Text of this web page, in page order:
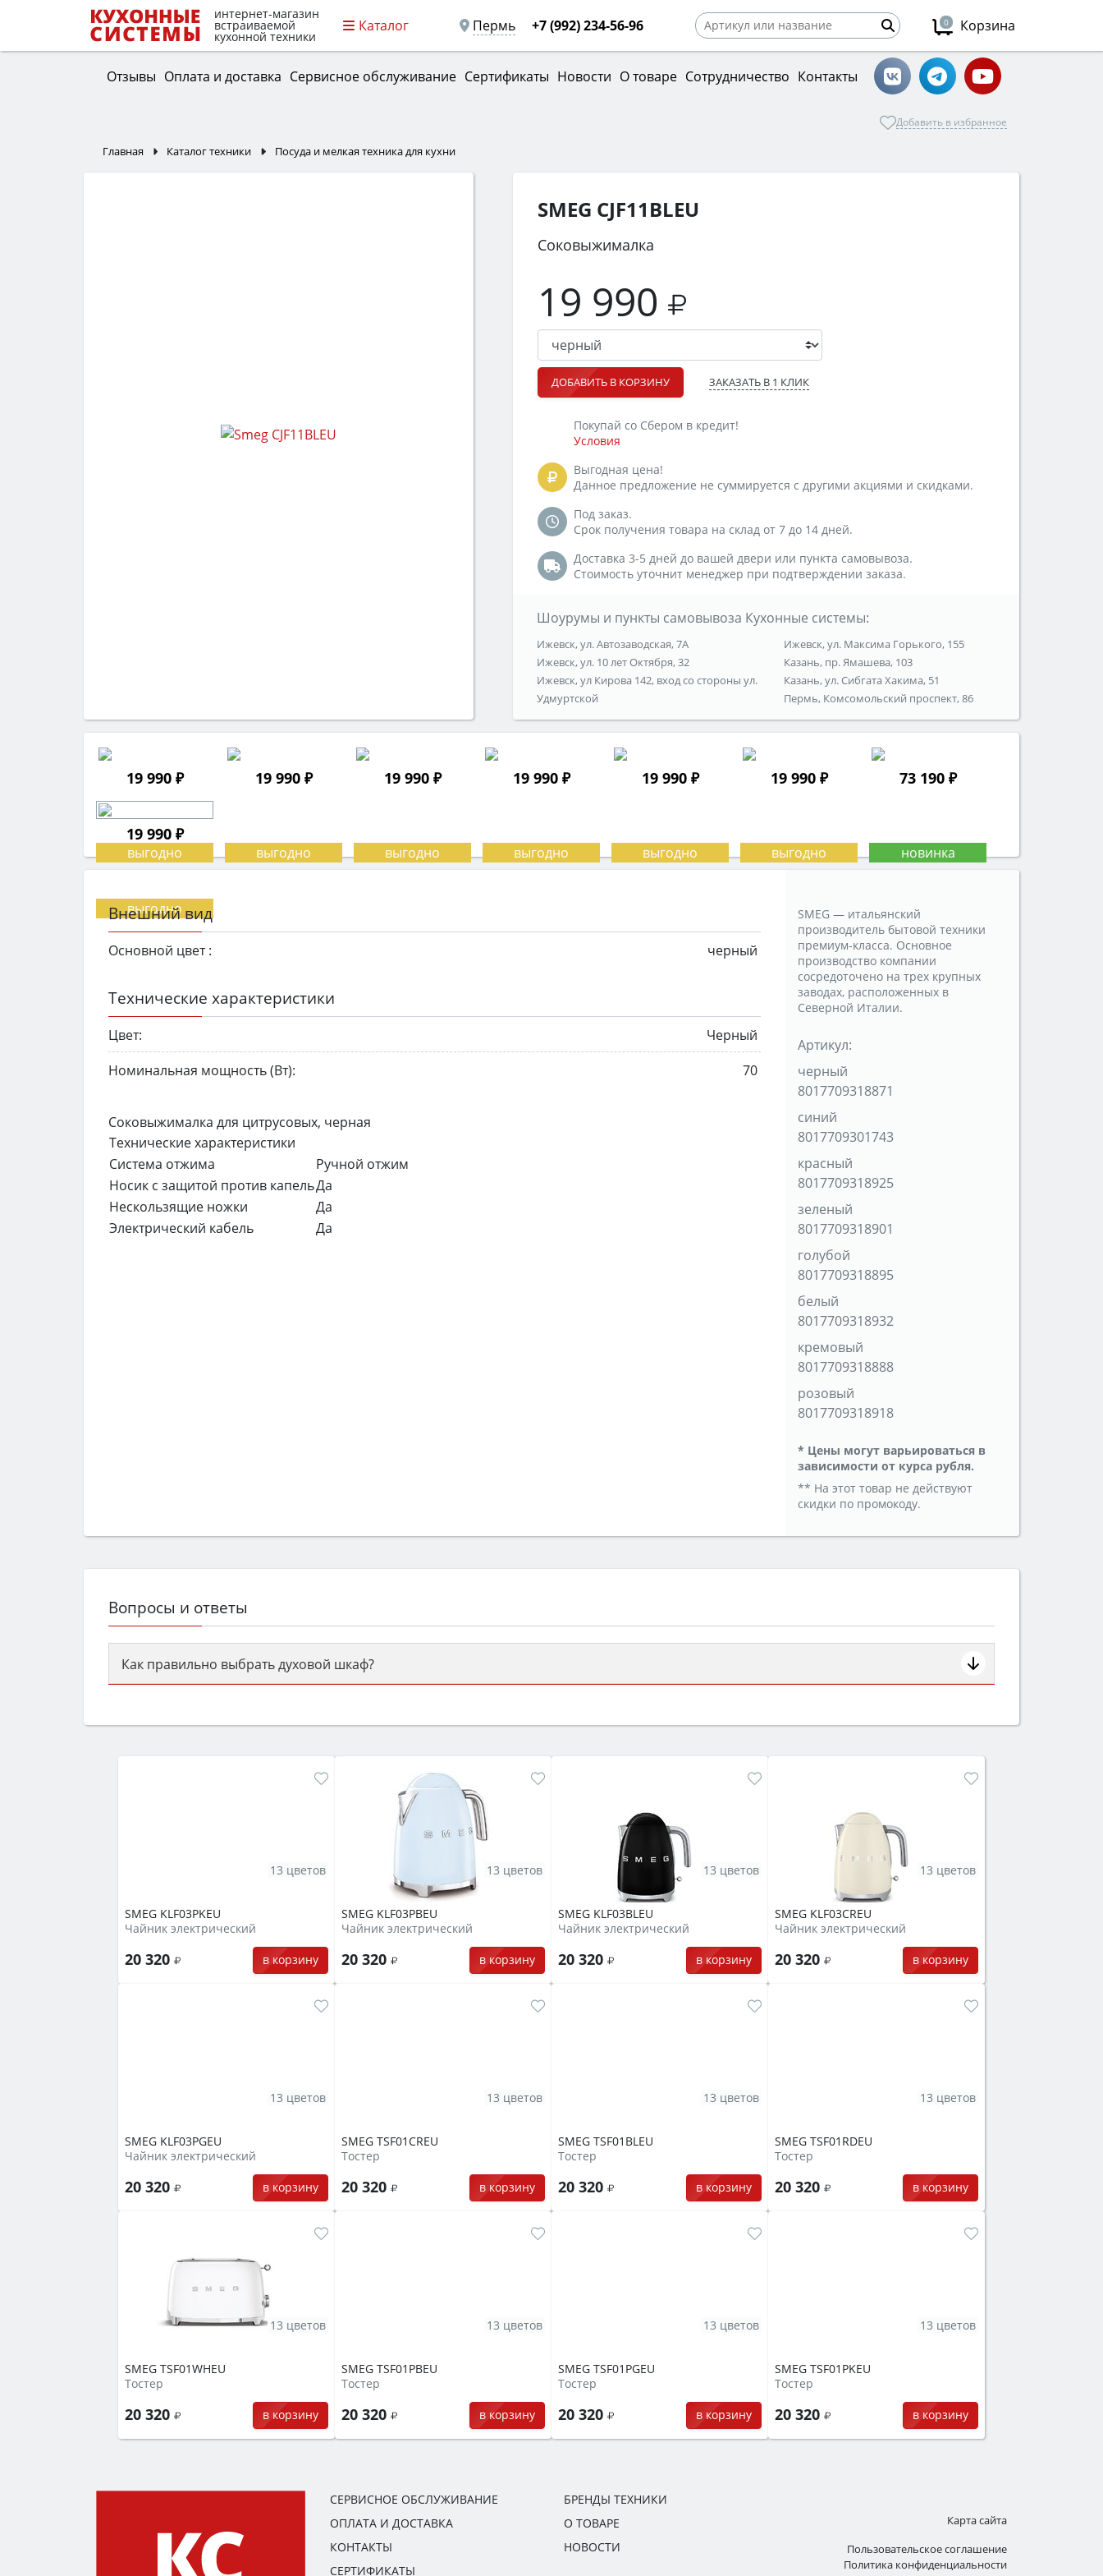
интернет-магазин
встраиваемой
кухонной техники
Каталог Пермь +7 (992) 234-56-96 0 Корзина
Отзывы Оплата и доставка Сервисное обслуживание Сертификаты Новости О товаре Сотрудничество Контакты
Добавить в избранное
Главная Каталог техники Посуда и мелкая техника для кухни
19 990 ₽ 19 990 ₽ 19 990 ₽ 19 990 ₽ 19 990 ₽ 19 990 ₽ 73 190 ₽
19 990 ₽
SMEG CJF11BLEU
Соковыжималка
19 990
ДОБАВИТЬ В КОРЗИНУ ЗАКАЗАТЬ В 1 КЛИК
Покупай со Сбером в кредит!
Условия
Выгодная цена!
Данное предложение не суммируется с другими акциями и скидками.
Под заказ.
Срок получения товара на склад от 7 до 14 дней.
Доставка 3-5 дней до вашей двери или пункта самовывоза.
Стоимость уточнит менеджер при подтверждении заказа.
Шоурумы и пункты самовывоза Кухонные системы:
Ижевск, ул. Автозаводская, 7А
Ижевск, ул. 10 лет Октября, 32
Ижевск, ул Кирова 142, вход со стороны ул.
Удмуртской
Ижевск, ул. Максима Горького, 155
Казань, пр. Ямашева, 103
Казань, ул. Сибгата Хакима, 51
Пермь, Комсомольский проспект, 86
Внешний вид
Основной цвет : черный
Технические характеристики
Цвет:
Черный
Номинальная мощность (Вт):
70
Соковыжималка для цитрусовых, черная
Технические характеристики
Система отжима
Ручной отжим
Носик с защитой против капельДа
Нескользящие ножки
Да
Электрический кабель
Да
SMEG — итальянский
производитель бытовой техники
премиум-класса. Основное
производство компании
сосредоточено на трех крупных
заводах, расположенных в
Северной Италии.
Артикул:
черный
8017709318871
синий
8017709301743
красный
8017709318925
зеленый
8017709318901
голубой
8017709318895
белый
8017709318932
кремовый
8017709318888
розовый
8017709318918
* Цены могут варьироваться в
зависимости от курса рубля.
** На этот товар не действуют
скидки по промокоду.
Вопросы и ответы
Как правильно выбрать духовой шкаф?
семьи, класс энергопотребления не ниже A и нужные функции (конвекция, гриль, самоочистка, защита от детей).
SMEG KLF03PKEU
Чайник электрический
20 320 в корзину
13 цветов
SMEG KLF03PBEU
Чайник электрический
20 320 в корзину
13 цветов
SMEG KLF03BLEU
Чайник электрический
20 320 в корзину
13 цветов
SMEG KLF03CREU
Чайник электрический
20 320 в корзину
13 цветов
SMEG KLF03PGEU
Чайник электрический
20 320 в корзину
13 цветов
SMEG TSF01CREU
Тостер
20 320 в корзину
13 цветов
SMEG TSF01BLEU
Тостер
20 320 в корзину
13 цветов
SMEG TSF01RDEU
Тостер
20 320 в корзину
13 цветов
SMEG TSF01WHEU
Тостер
20 320 в корзину
13 цветов
SMEG TSF01PBEU
Тостер
20 320 в корзину
13 цветов
SMEG TSF01PGEU
Тостер
20 320 в корзину
13 цветов
SMEG TSF01PKEU
Тостер
20 320 в корзину
13 цветов
СЕРВИСНОЕ ОБСЛУЖИВАНИЕ
ОПЛАТА И ДОСТАВКА
КОНТАКТЫ
СЕРТИФИКАТЫ
БРЕНДЫ ТЕХНИКИ
О ТОВАРЕ
НОВОСТИ
Карта сайта
Пользовательское соглашение
Политика конфиденциальности